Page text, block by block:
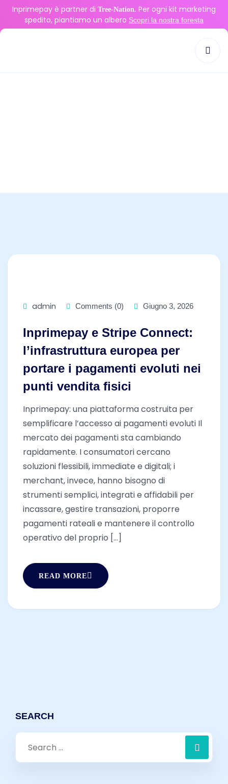
Inprimepay è partner di Tree-Nation. Per ogni kit marketing
spedito, piantiamo un albero Scopri la nostra foresta
admin Comments (0) Giugno 3, 2026
Inprimepay e Stripe Connect:
l’infrastruttura europea per
portare i pagamenti evoluti nei
punti vendita fisici
Inprimepay: una piattaforma costruita per
semplificare l’accesso ai pagamenti evoluti Il
mercato dei pagamenti sta cambiando
rapidamente. I consumatori cercano
soluzioni flessibili, immediate e digitali; i
merchant, invece, hanno bisogno di
strumenti semplici, integrati e affidabili per
incassare, gestire transazioni, proporre
pagamenti rateali e mantenere il controllo
operativo del proprio [...]
READ MORE
SEARCH
Search